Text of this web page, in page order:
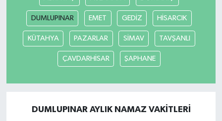
DUMLUPINAR EMET GEDİZ HİSARCIK
KÜTAHYA PAZARLAR SİMAV TAVŞANLI
ÇAVDARHİSAR ŞAPHANE
DUMLUPINAR AYLIK NAMAZ VAKITLERI